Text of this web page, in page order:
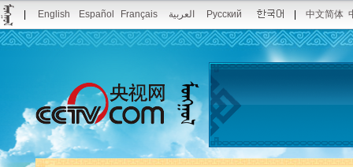
English Español Français العربية Русский 中文简体